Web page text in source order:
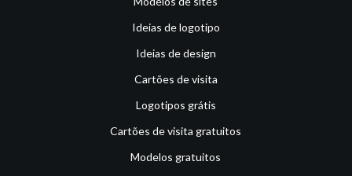
Ideias de logotipo
Ideias de design
Cartões de visita
Logotipos grátis
Cartões de visita gratuitos
Modelos gratuitos